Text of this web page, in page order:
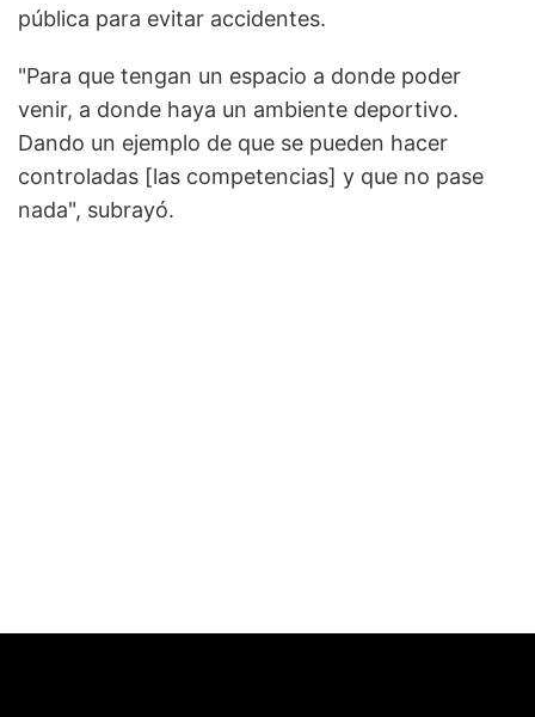
pública para evitar accidentes.
"Para que tengan un espacio a donde poder
venir, a donde haya un ambiente deportivo.
Dando un ejemplo de que se pueden hacer
controladas [las competencias] y que no pase
nada", subrayó.